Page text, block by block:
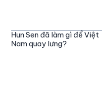
Hun Sen đã làm gì để Việt
Nam quay lưng?